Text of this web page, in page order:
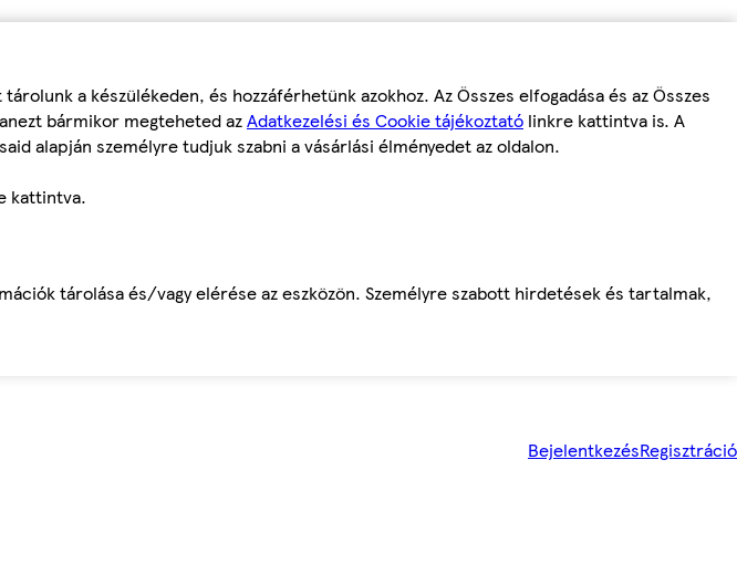
a készülékeden, és hozzáférhetünk azokhoz. Az Összes elfogadása és az Összes
bármikor megteheted azAdatkezelési és Cookie tájékoztató linkre kattintva is. A
alapján személyre tudjuk szabni a vásárlási élményedet az oldalon.
kattintva.
tárolása és/vagy elérése az eszközön. Személyre szabott hirdetések és tartalmak,
BejelentkezésRegisztráció